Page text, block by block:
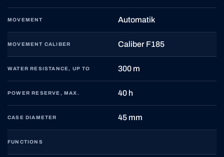
MOVEMENT Automatik
MOVEMENT CALIBER Caliber F185
WATER RESISTANCE, UP TO 300 m
POWER RESERVE, MAX. 40 h
CASE DIAMETER 45 mm
FUNCTIONS